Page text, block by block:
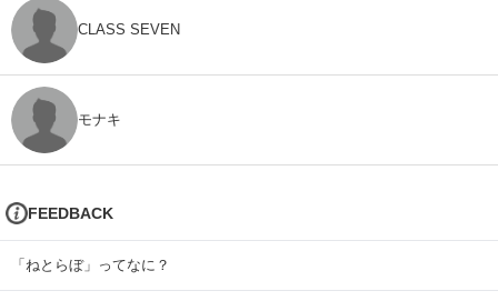
CLASS SEVEN
モナキ
FEEDBACK
「ねとらぼ」ってなに？